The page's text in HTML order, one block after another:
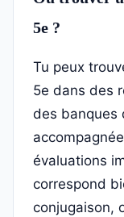
5e ?
Tu peux
5e dans des
des banques
évaluations
correspond
conjugaison,